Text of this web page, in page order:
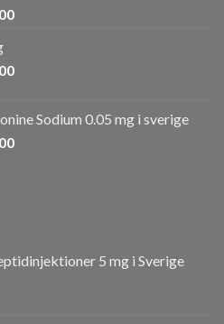
Prisintervall:
kr9,000
Prisintervall:
kr7,000
Sodium 0.05 mg i sverige
Prisintervall:
5 mg i Sverige